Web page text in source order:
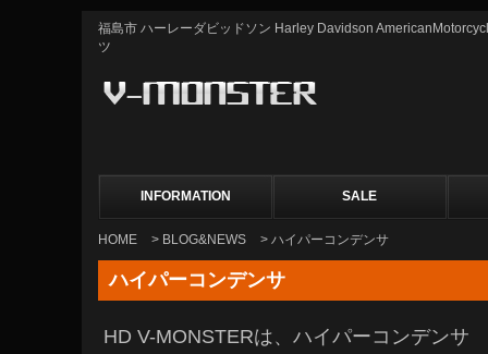
福島市 ハーレーダビッドソン Harley Davidson
ツ
INFORMATION SALE
HOME > BLOG&NEWS > ハイパーコンデンサ
ハイパーコンデンサ
HD V-MONSTERは、ハイパーコンデン